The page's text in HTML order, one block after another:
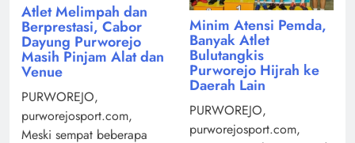
Atlet Melimpah dan
Berprestasi, Cabor
Dayung Purworejo
Masih Pinjam Alat dan
Venue
PURWOREJO,
purworejosport.com,
Meski sempat beberapa
Minim Atensi Pemda,
Banyak Atlet
Bulutangkis
Purworejo Hijrah ke
Daerah Lain
PURWOREJO,
purworejosport.com,